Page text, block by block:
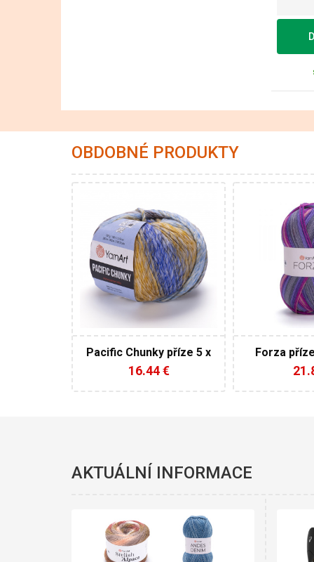
OBDOBNÉ PRODUKTY
20% Vlna - 80%
Akryl
Fantasy
100
200
5
Pacific Chunky příze 5 x
100 g AKCE
16.44 €
polyamid
Forza
AKTUÁLNÍ INFORMACE